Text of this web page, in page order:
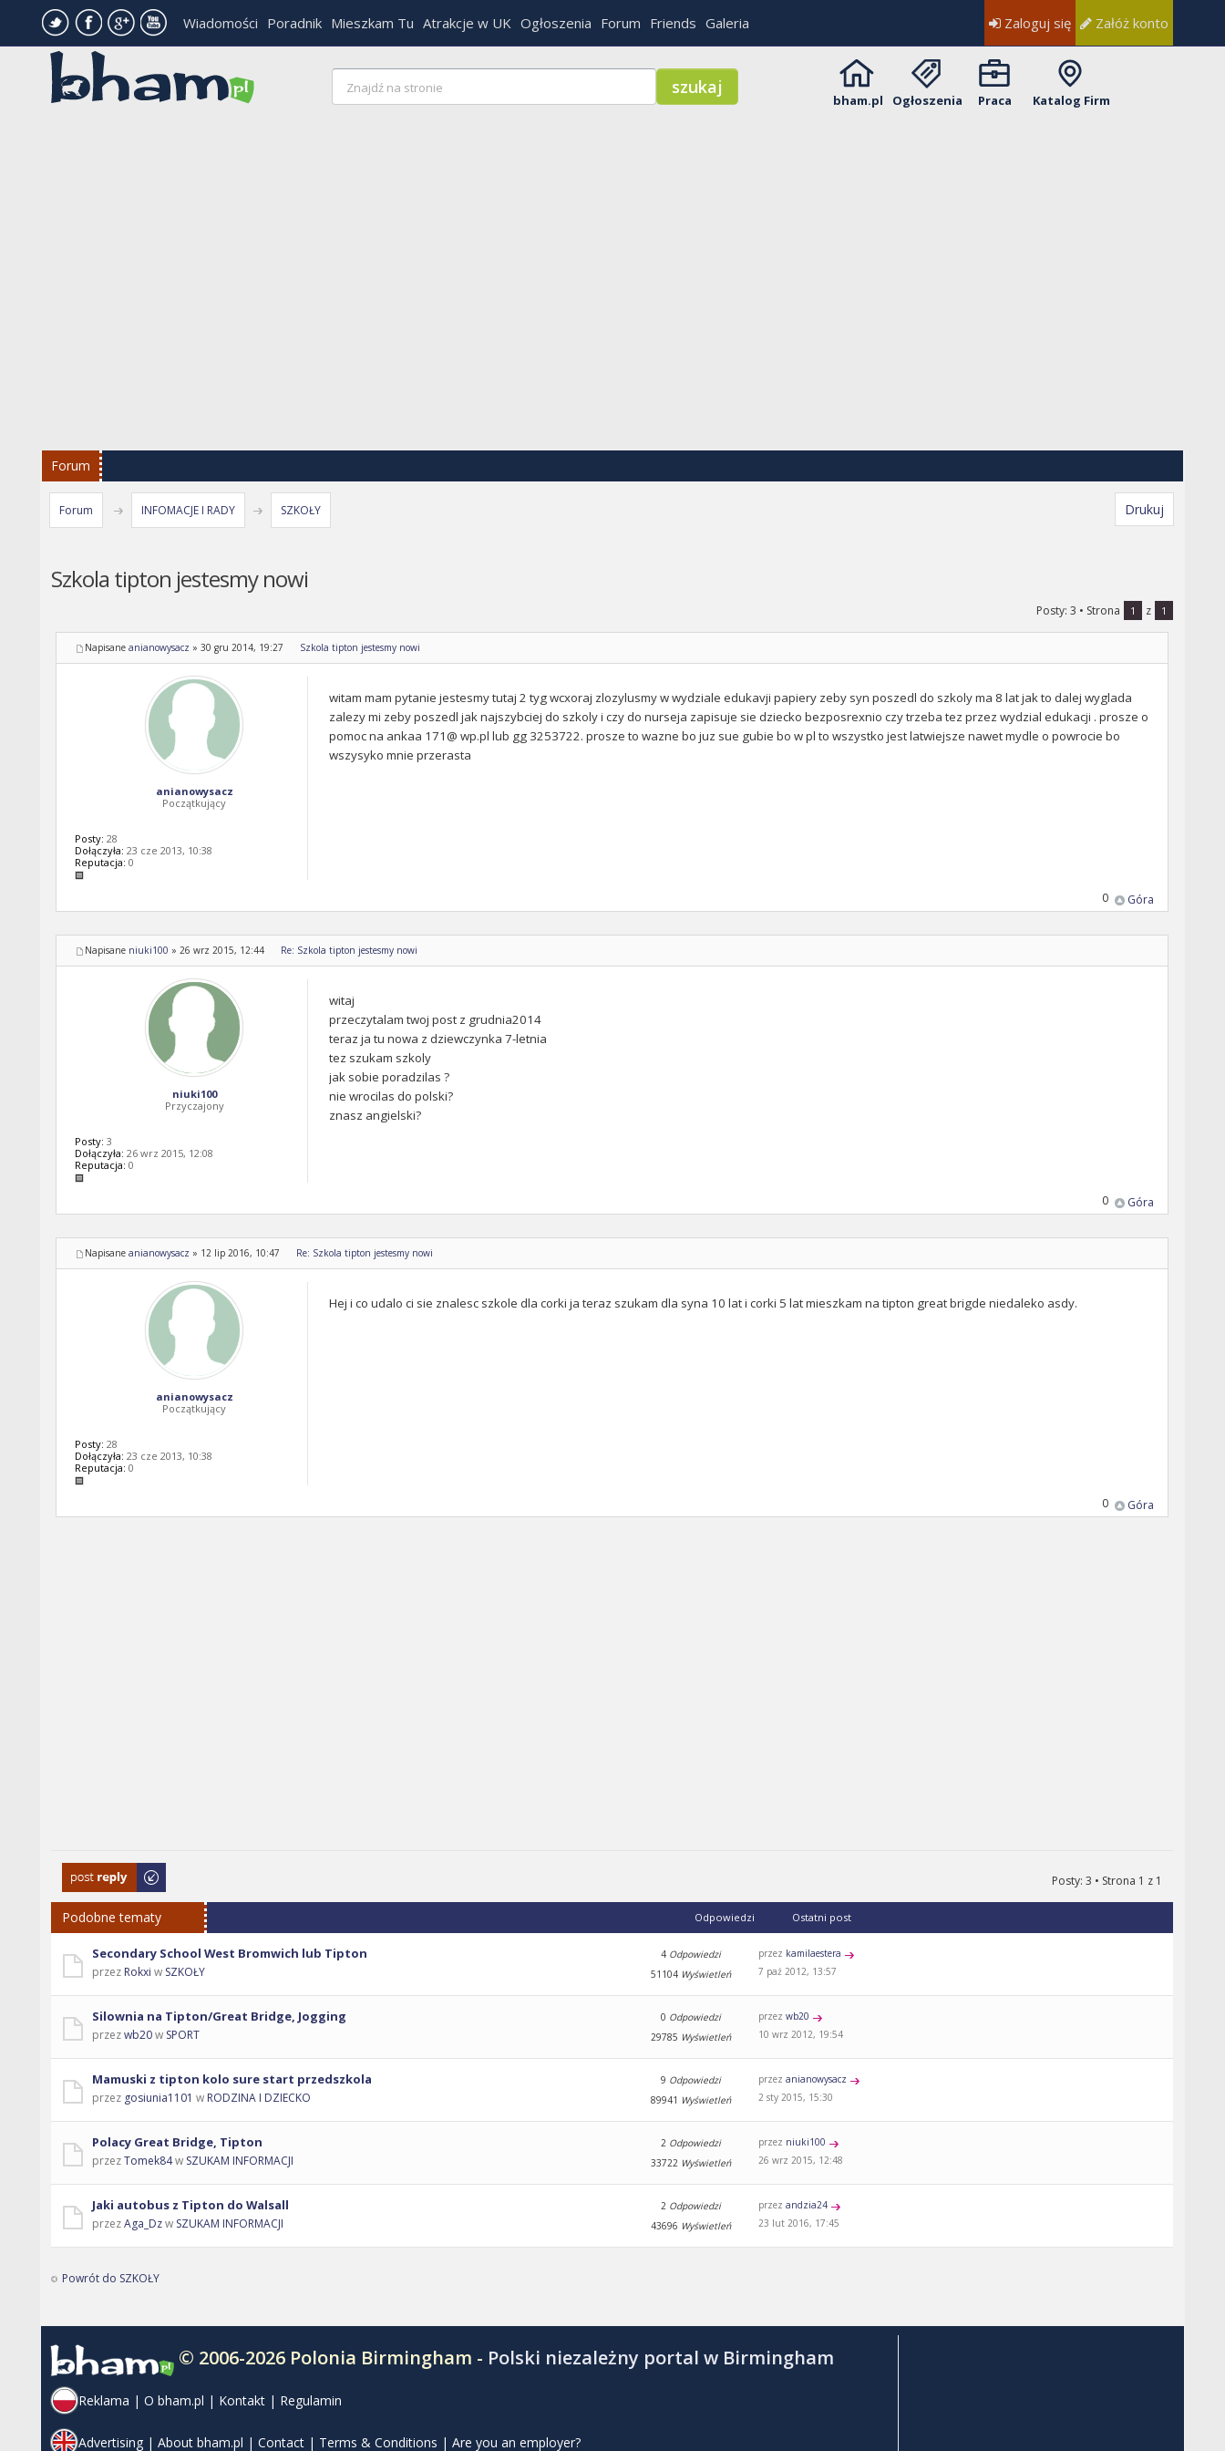
Wiadomości Poradnik Mieszkam Tu Atrakcje w UK Ogłoszenia Forum Friends Galeria Zaloguj się Załóż konto
bham.pl Ogłoszenia Praca Katalog Firm
Forum
Forum INFOMACJE I RADY SZKOŁY Drukuj
Szkola tipton jestesmy nowi
Posty: 3 • Strona 1 z 1
Napisane anianowysacz » 30 gru 2014, 19:27 Szkola tipton jestesmy nowi
witam mam pytanie jestesmy tutaj 2 tyg wcxoraj zlozylusmy w wydziale edukavji papiery zeby syn poszedl do szkoly ma 8 lat jak to dalej wyglada
zalezy mi zeby poszedl jak najszybciej do szkoly i czy do nurseja zapisuje sie dziecko bezposrexnio czy trzeba tez przez wydzial edukacji . prosze o
pomoc na ankaa 171@ wp.pl lub gg 3253722. prosze to wazne bo juz sue gubie bo w pl to wszystko jest latwiejsze nawet mydle o powrocie bo
wszysyko mnie przerasta
anianowysacz
Początkujący
Posty: 28
Dołączyła: 23 cze 2013, 10:38
Reputacja: 0
Góra
0
Napisane niuki100 » 26 wrz 2015, 12:44 Re: Szkola tipton jestesmy nowi
witaj
przeczytalam twoj post z grudnia2014
teraz ja tu nowa z dziewczynka 7-letnia
tez szukam szkoly
jak sobie poradzilas ?
nie wrocilas do polski?
znasz angielski?
niuki100
Przyczajony
Posty: 3
Dołączyła: 26 wrz 2015, 12:08
Reputacja: 0
Góra
0
Napisane anianowysacz » 12 lip 2016, 10:47 Re: Szkola tipton jestesmy nowi
Hej i co udalo ci sie znalesc szkole dla corki ja teraz szukam dla syna 10 lat i corki 5 lat mieszkam na tipton great brigde niedaleko asdy.
anianowysacz
Początkujący
Posty: 28
Dołączyła: 23 cze 2013, 10:38
Reputacja: 0
Góra
0
Odpowiedz
Posty: 3 • Strona 1 z 1
Podobne tematy Odpowiedzi Ostatni post
Secondary School West Bromwich lub Tipton
przez Rokxi w SZKOŁY
4 Odpowiedzi
51104 Wyświetleń
przez kamilaestera
7 paź 2012, 13:57
Silownia na Tipton/Great Bridge, Jogging
przezwb20w SPORT
0 Odpowiedzi
29785 Wyświetleń
przezwb20
10 wrz 2012, 19:54
Mamuski z tipton kolo sure start przedszkola
przez gosiunia1101 w RODZINA I DZIECKO
9 Odpowiedzi
89941 Wyświetleń
przezanianowysacz
2 sty 2015, 15:30
Polacy Great Bridge, Tipton
przezTomek84w SZUKAM INFORMACJI
2 Odpowiedzi
33722 Wyświetleń
przez niuki100
26 wrz 2015, 12:48
Jaki autobus z Tipton do Walsall
przezAga_Dzw SZUKAM INFORMACJI
2 Odpowiedzi
43696 Wyświetleń
przezandzia24
23 lut 2016, 17:45
Powrót do SZKOŁY
© 2006-2026 Polonia Birmingham - Polski niezależny portal w Birmingham
Reklama | O bham.pl | Kontakt | Regulamin
Advertising | About bham.pl | Contact | Terms & Conditions | Are you an employer?